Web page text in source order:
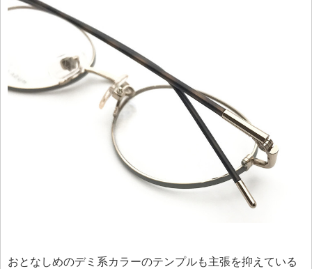
おとなしめのデミ系カラーのテンプルも主張を抑えている